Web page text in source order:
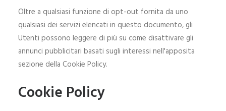
Oltre a qualsiasi funzione di opt-out fornita da uno
qualsiasi dei servizi elencati in questo documento, gli
Utenti possono leggere di più su come disattivare gli
annunci pubblicitari basati sugli interessi nell'apposita
sezione della Cookie Policy.
Cookie Policy